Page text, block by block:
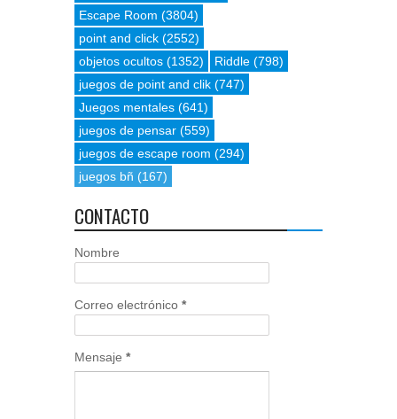
Escape Room (3804)
point and click (2552)
objetos ocultos (1352) Riddle (798)
juegos de point and clik (747)
Juegos mentales (641)
juegos de pensar (559)
juegos de escape room (294)
juegos bñ (167)
CONTACTO
Nombre
Correo electrónico *
Mensaje *